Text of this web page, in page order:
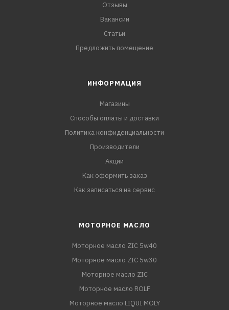
Отзывы
Вакансии
Статьи
Предложить помещение
ИНФОРМАЦИЯ
Магазины
Способы оплаты и доставки
Политика конфиденциальности
Производители
Акции
Как оформить заказ
Как записаться на сервис
МОТОРНОЕ МАСЛО
Моторное масло ZIC 5w40
Моторное масло ZIC 5w30
Моторное масло ZIC
Моторное масло ROLF
Моторное масло LIQUI MOLY